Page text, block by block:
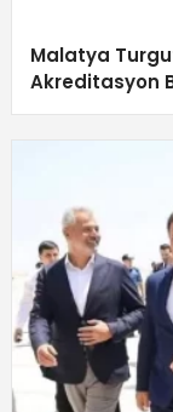
Malatya
Akreditasyon